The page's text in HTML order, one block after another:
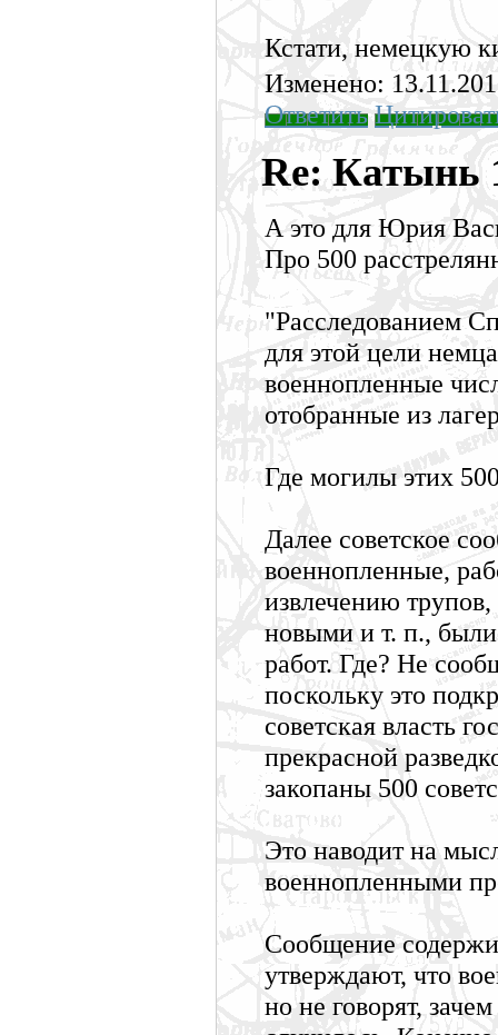
Кстати, немецкую
Изменено:
Ответить
Re: Катынь
А это для Юрия
Про 500
"Расследованием
для этой цели
военнопленные
отобранные из
Где могилы этих
Далее советское
военнопленные,
извлечению
новыми и т. п.,
работ. Где? Не
поскольку это
советская власть
прекрасной
закопаны 500
Это наводит на
военнопленными
Сообщение
утверждают, что
но не говорят,